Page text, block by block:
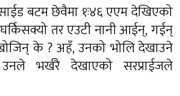
बटम छेवैमा १ः४६ एएम देखिएको
तर एउटी नानी आईन्, गईन्
के ? अहँ, उनको भोलि देखाउने
उनले भर्खरै देखाएको सरप्राईजले